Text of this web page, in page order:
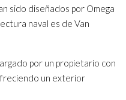
sido diseñados por Omega
naval es de Van
por un propietario con
un exterior